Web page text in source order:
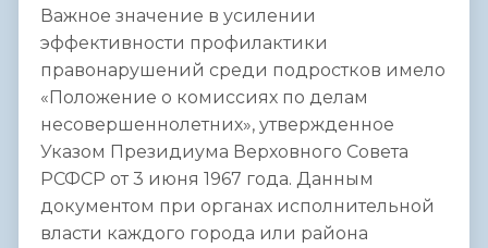
Важное значение в усилении
эффективности профилактики
правонарушений среди подростков имело
«Положение о комиссиях по делам
несовершеннолетних», утвержденное
Указом Президиума Верховного Совета
РСФСР от 3 июня 1967 года. Данным
документом при органах исполнительной
власти каждого города или района